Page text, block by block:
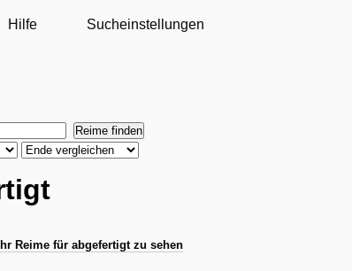
Hilfe Sucheinstellungen
Reime für abgefertigt zu sehen